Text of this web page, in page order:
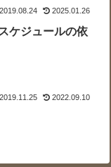
2019.08.24 2025.01.26
ケジュールの依
2019.11.25 2022.09.10